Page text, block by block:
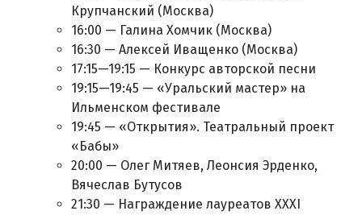
Крупчанский (Москва)
16:00 — Галина Хомчик (Москва)
16:30 — Алексей Иващенко (Москва)
17:15—19:15 — Конкурс авторской песни
19:15—19:45 — «Уральский мастер» на
Ильменском фестивале
19:45 — «Открытия». Театральный проект
«Бабы»
20:00 — Олег Митяев, Леонсия Эрденко,
Вячеслав Бутусов
21:30 — Награждение лауреатов ХХХI